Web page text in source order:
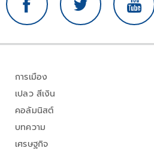
การเมือง
เปลว สีเงิน
คอลัมนิสต์
บทความ
เศรษฐกิจ